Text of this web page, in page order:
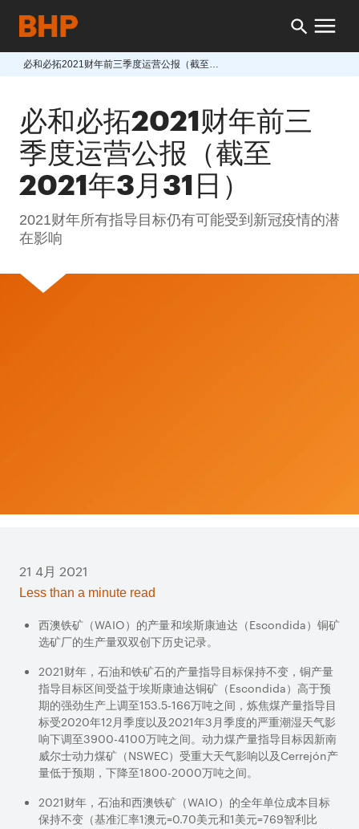
必和必拓2021财年前三季度运营公报（截至2021年3月31日）
必和必拓2021财年前三
季度运营公报（截至
2021年3月31日）
2021财年所有指导目标仍有可能受到新冠疫情的潜
在影响
21 4月 2021
Less than a minute read
西澳铁矿（WAIO）的产量和埃斯康迪达（Escondida）铜矿
选矿厂的生产量双双创下历史记录。
2021财年，石油和铁矿石的产量指导目标保持不变，铜产量
指导目标区间受益于埃斯康迪达铜矿（Escondida）高于预
期的强劲生产上调至153.5-166万吨之间，炼焦煤产量指导目
标受2020年12月季度以及2021年3月季度的严重潮湿天气影
响下调至3900-4100万吨之间。动力煤产量指导目标因新南
威尔士动力煤矿（NSWEC）受重大天气影响以及Cerrejón产
量低于预期，下降至1800-2000万吨之间。
2021财年，石油和西澳铁矿（WAIO）的全年单位成本目标
保持不变（基准汇率1澳元=0.70美元和1美元=769智利比